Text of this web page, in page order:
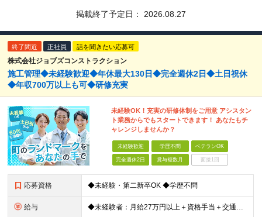
掲載終了予定日： 2026.08.27
終了間近 正社員 話を聞きたい応募可
株式会社ジョブズコンストラクション
施工管理◆未経験歓迎◆年休最大130日◆完全週休2日◆土日祝休
◆年収700万以上も可◆研修充実
未経験OK！充実の研修体制をご用意 アシスタン
ト業務からでもスタートできます！ あなたもチ
ャレンジしませんか？
未経験歓迎 学歴不問 ベテランOK
完全週休2日 賞与複数月 面接1回
応募資格 ◆未経験・第二新卒OK ◆学歴不問
給与 ◆未経験者：月給27万円以上＋資格手当＋交通費全額支給＋時間外手当＋休日出勤手当 等 ◆経験者：月給32万円以上＋資格手当＋交通費全額支給＋時間外手当＋休日出勤手当 等 ◎あなたの給与は、これま